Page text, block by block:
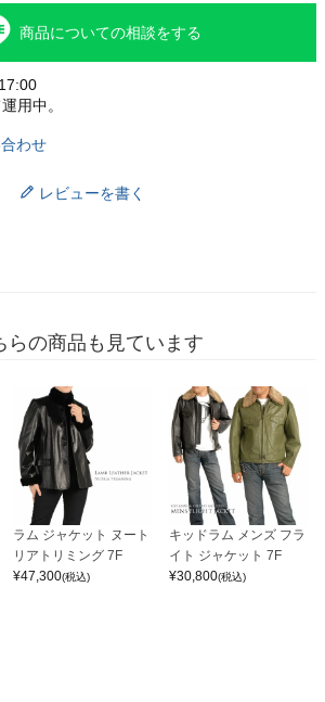
商品についての相談をする
用中。
わせ
レビューを書く
らの商品も見ています
ラム ジャケット ヌート
リアトリミング 7F
¥47,300(税込)
キッドラム メンズ フラ
イト ジャケット 7F
¥30,800(税込)